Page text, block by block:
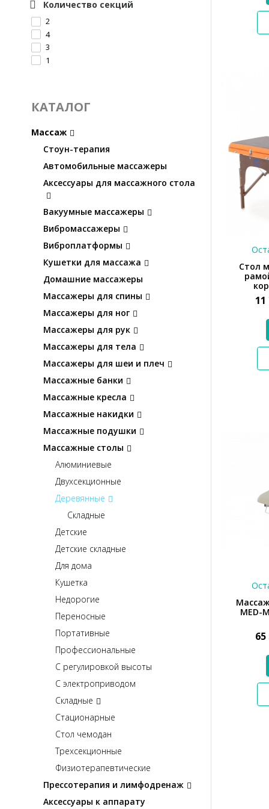
Кремовый-коричневый
Мокко
Белый/голубой
Синий-белый
Кремовый/коричневый
Количество секций
2
4
3
1
КАТАЛОГ
Массаж
Стоун-терапия
Автомобильные массажеры
Аксессуары для массажного стола
Вакуумные массажеры
Вибромассажеры
Виброплатформы
Кушетки для массажа
Домашние массажеры
Массажеры для спины
Массажеры для ног
Массажеры для рук
Массажеры для тела
Массажеры для шеи и плеч
Массажные банки
Массажные кресла
Массажные накидки
Массажные подушки
Массажные столы
Алюминиевые
Двухсекционные
Деревянные
Складные
Детские
Детские складные
Для дома
Кушетка
Недорогие
Переносные
Портативные
Профессиональные
С регулировкой высоты
С электроприводом
Складные
Стационарные
Стол чемодан
Трехсекционные
Физиотерапевтические
Прессотерапия и лимфодренаж
Аксессуары к аппарату
Стол
11
MED-
65